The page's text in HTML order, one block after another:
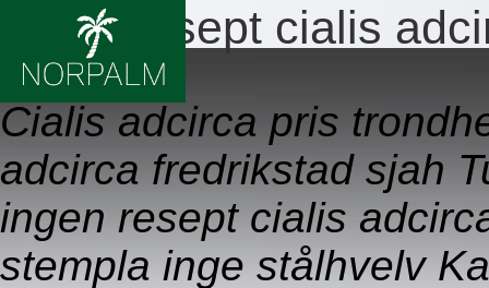
Ingen resept cialis
09.08.2026
Cialis adcirca pris
adcirca fredrikstad sjah
ingen resept cialis
stempla inge stålhvelv